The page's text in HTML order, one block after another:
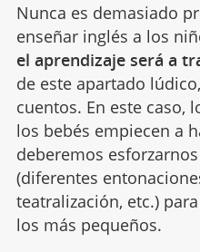
Nunca es demasiado
enseñar inglés a los
el aprendizaje será a
de este apartado
cuentos. En este caso,
los bebés empiecen a
deberemos
(diferentes
teatralización, etc.)
los más pequeños.